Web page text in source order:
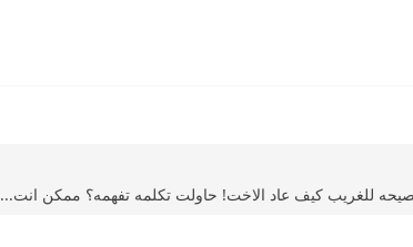
للغريب كيف عاد الاخت! حاولت تكلمه تفهمه؟ ممكن انت...